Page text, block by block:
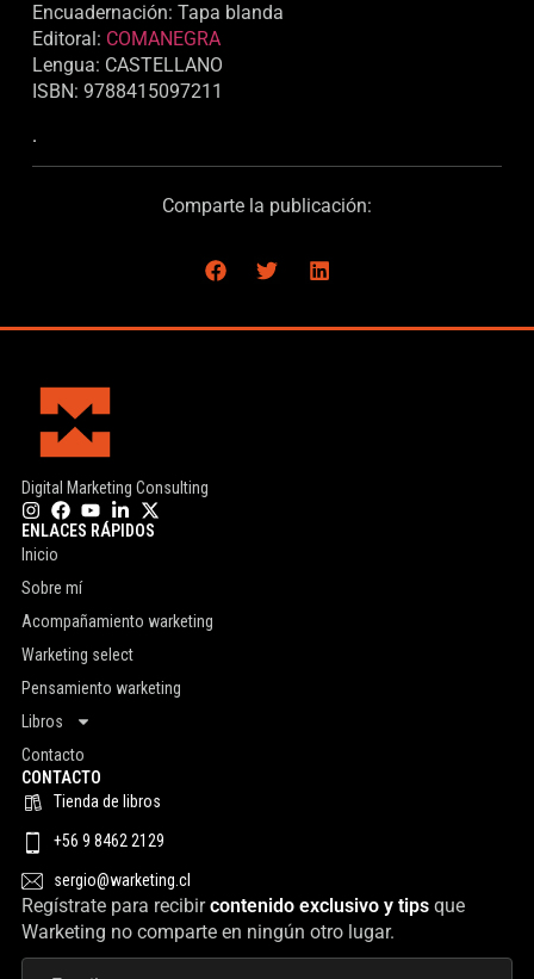
Encuadernación: Tapa blanda
Editoral: COMANEGRA
Lengua: CASTELLANO
ISBN: 9788415097211
.
Comparte la publicación:
Digital Marketing Consulting
ENLACES RÁPIDOS
Inicio
Sobre mí
Acompañamiento warketing
Warketing select
Pensamiento warketing
Libros
Contacto
CONTACTO
Tienda de libros
+56 9 8462 2129
sergio@warketing.cl
Regístrate para recibircontenido exclusivo y tipsque
Warketing no comparte en ningún otro lugar.